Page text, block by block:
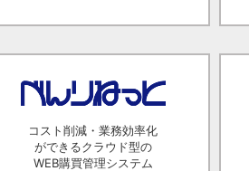
コスト削減・業務効率化
ができるクラウド型の
WEB購買管理システム